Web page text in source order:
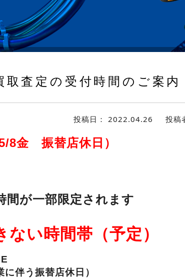
取査定の受付時間のご案内
投稿日： 2022.04.26 投稿
5/8金 振替店休日）
間が一部限定されます
ない時間帯（予定）
伴う振替店休日）